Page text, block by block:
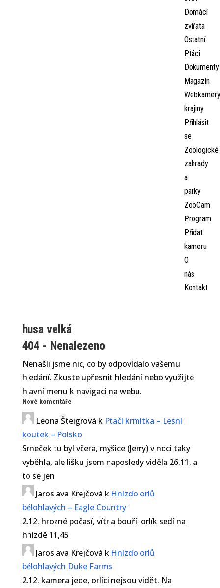
Domácí
zvířata
Ostatní
Ptáci
Dokumenty
Magazín
Webkamery
krajiny
Přihlásit
se
Zoologické
zahrady
a
parky
ZooCam
Program
Přidat
kameru
O
nás
Kontakt
husa velká
404 - Nenalezeno
Nenašli jsme nic, co by odpovídalo vašemu
hledání. Zkuste upřesnit hledání nebo využijte
hlavní menu k navigaci na webu.
Nové komentáře
Leona Šteigrová k Ptačí krmítka – Lesní
koutek – Polsko
Srneček tu byl včera, myšice (Jerry) v noci taky
vyběhla, ale lišku jsem naposledy viděla 26.11. a
to se jen
Jaroslava Krejčová k Hnízdo orlů
bělohlavých – Eagle Country
2.12. hrozné počasí, vítr a bouří, orlík sedí na
hnízdě 11,45
Jaroslava Krejčová k Hnízdo orlů
bělohlavých Duke Farms
2.12. kamera jede, orlíci nejsou vidět. Na